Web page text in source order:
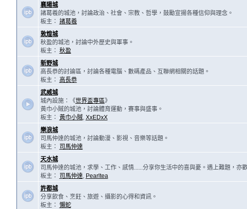
襄陽城
諸葛羲的城池，討論政治、社會、宗教、哲學，鼓勵宣揚各種信仰與理念。
板主： 諸葛羲
敦煌城
秋盈的城池，討論中外歷史與軍事。
板主： 秋盈
新野城
高長恭的討論區，討論各種電腦、數碼產品、互聯網相關的話題。
板主：
高長恭
武威城
城內設施：《世界盃專區》
黃巾小賊的城池，討論體育運動，賽事與盛事。
板主： 黃巾小賊, XxEDxX
樂浪城
司馬仲達的城池，討論動漫、影視、音樂等話題。
板主：
司馬仲達
天水城
司馬仲達的城池，求學、工作、感情......分享你生活中的喜與憂。遇上難題，亦
板主：
司馬仲達, Pearltea
許都城
分享飲食、烹飪、旅遊、攝影的心得和資訊。
板主： 懶蛇